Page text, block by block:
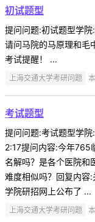
初试题型
提问问题:初试题型学
请问马院的马原理和毛
考试提醒！ ...
上海交通大学考研问题
考试题型
提问问题:考试题型学
2:17提问内容:今年765
名解吗？是各个医院和
难度相似吗？回复内容
学院研招网上公布了 ...
上海交通大学考研问题